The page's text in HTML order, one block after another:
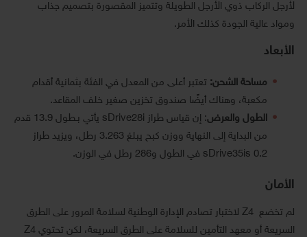
لأرجل الركاب ذوي الأرجل الطويلة وتتميز المقصورة بتصميم جذاب
ومواد عالية الجودة كذلك الأمر.
الأبعاد
مساحة الشحن: تعتبر أعلى من المعدل في الفئة بثمانية أقدام
مكعبة، وهناك أيضًا صندوق تخزين صغير خلف المقاعد.
الطول والعرض
: إن قياس طراز sDrive28i يأتي بـطول 13.9 قدم
من البداية إلى النهاية ووزن كبح يبلغ 3.263 رطل، ويزيد طراز
sDrive35is 0.2 في الطول و286 رطل في الوزن.
الأمان
لم تخضع Z4 لاختبار تصادم الإدارة الوطنية لسلامة المرور على الطرق
السريعة أو معهد التأمين للسلامة على الطرق السريعة، لكن تحتوي Z4